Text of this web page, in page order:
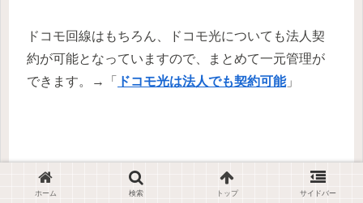
ドコモ回線はもちろん、ドコモ光についても法人契
約が可能となっていますので、まとめて一元管理が
できます。→「
ドコモ光は法人でも契約可能」
ただ、ドコモ光を法人契約とした場合、個人契約のd
カード GOLDによる10％還元
が受けられないの
ホーム 検索 トップ サイドバー